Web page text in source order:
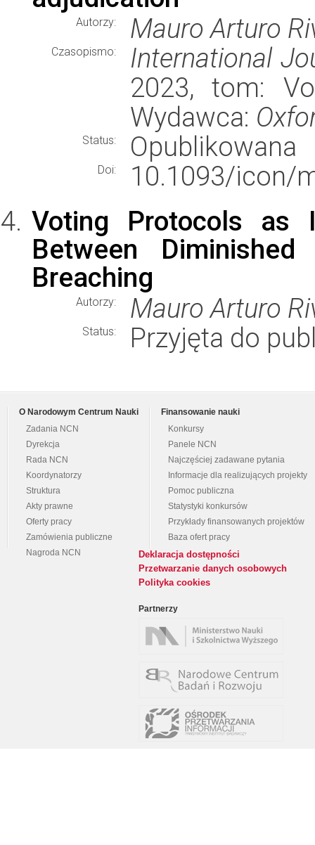
Autorzy: Mauro Arturo
Czasopismo:
International
2023, tom:
Wydawca:
Status: Opublikowana
Doi:
10.1093/icon/
Voting Protocols as
Between
Breaching
Autorzy: Mauro Arturo
Status: Przyjęta do
O Narodowym Centrum Nauki
Zadania NCN
Dyrekcja
Rada NCN
Koordynatorzy
Struktura
Akty prawne
Oferty pracy
Zamówienia publiczne
Nagroda NCN
Finansowanie nauki
Konkursy
Panele NCN
Najczęściej zadawane pytania
Informacje dla realizujących projekty
Pomoc publiczna
Statystyki konkursów
Przykłady finansowanych projektów
Baza ofert pracy
Deklaracja dostępności
Przetwarzanie danych osobowych
Polityka cookies
Partnerzy